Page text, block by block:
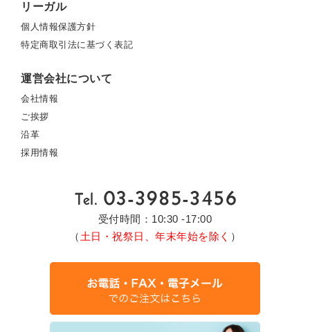
リーガル
個人情報保護方針
特定商取引法に基づく表記
運営会社について
会社情報
ご挨拶
沿革
採用情報
受付時間：10:30 -17:00
（ 土日・祝祭日、年末年始を除く ）